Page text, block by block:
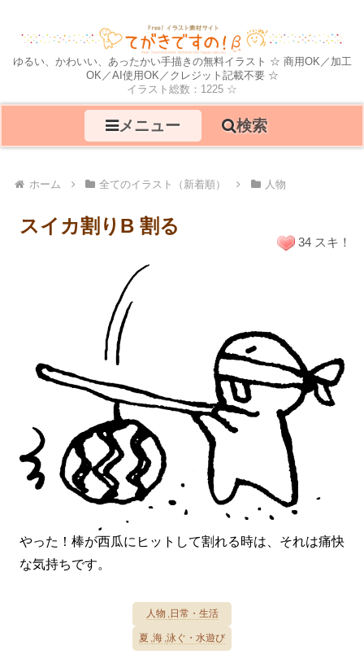
ゆるい、かわいい、あったかい手描きの無料イラスト ☆ 商用OK／加工
OK／AI使用OK／クレジット記載不要 ☆
イラスト総数：1225 ☆
メニュー 検索
ホーム 全てのイラスト（新着順） 人物
スイカ割りB 割る
やった！棒が西瓜にヒットして割れる時は、それは痛快
な気持ちです。
人物 日常・生活
夏 海 泳ぐ・水遊び
34 スキ！